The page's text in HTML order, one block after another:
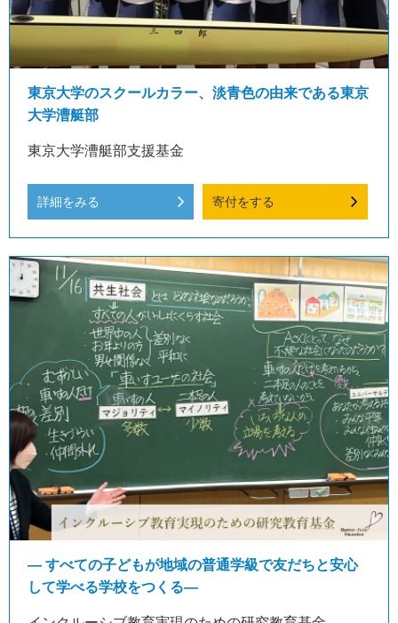
東京大学のスクールカラー、淡青色の由来である東京
大学漕艇部
東京大学漕艇部支援基金
詳細をみる 寄付をする
― すべての子どもが地域の普通学級で友だちと安心
して学べる学校をつくる―